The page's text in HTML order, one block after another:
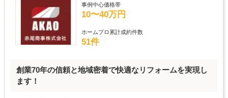
事例中心価格帯
10〜40万円
ホームプロ累計成約件数
51件
創業70年の信頼と地域密着で快適なリフォームを実現し
ます！